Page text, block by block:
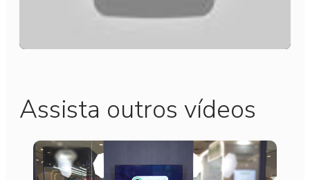
Assista outros vídeos